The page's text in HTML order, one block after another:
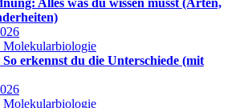
Alles was du wissen musst (Arten,
Molekularbiologie
So erkennst du die Unterschiede (mit
Molekularbiologie